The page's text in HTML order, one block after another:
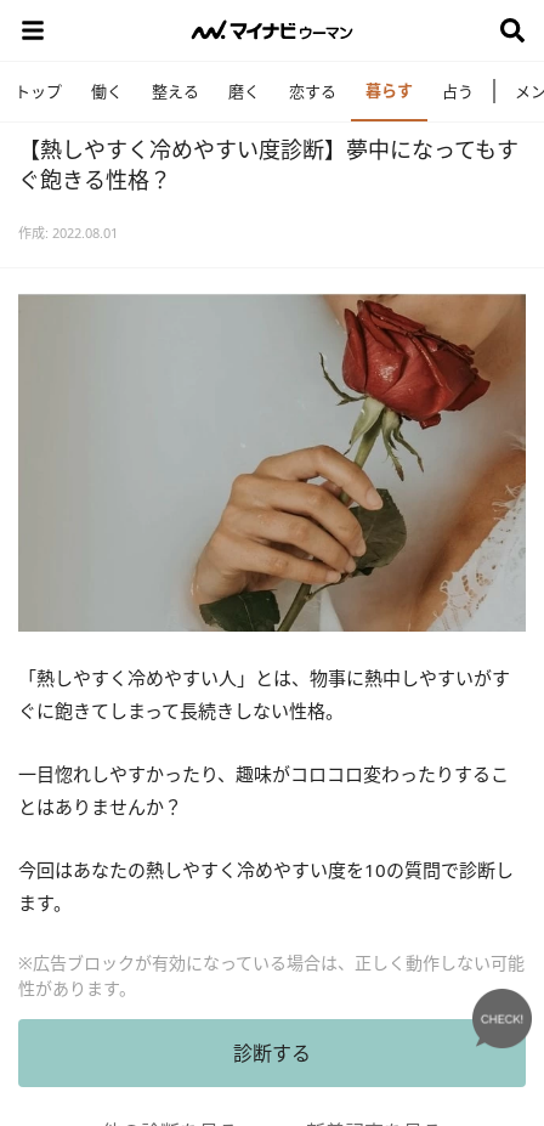
トップ 働く 整える 磨く 恋する 暮らす 占う メ
【熱しやすく冷めやすい度診断】夢中になってもす
ぐ飽きる性格？
作成: 2022.08.01
「熱しやすく冷めやすい人」とは、物事に熱中しやすいがす
ぐに飽きてしまって長続きしない性格。
一目惚れしやすかったり、趣味がコロコロ変わったりするこ
とはありませんか？
今回はあなたの熱しやすく冷めやすい度を10の質問で診断し
ます。
※広告ブロックが有効になっている場合は、正しく動作しない可能
性があります。
診断する